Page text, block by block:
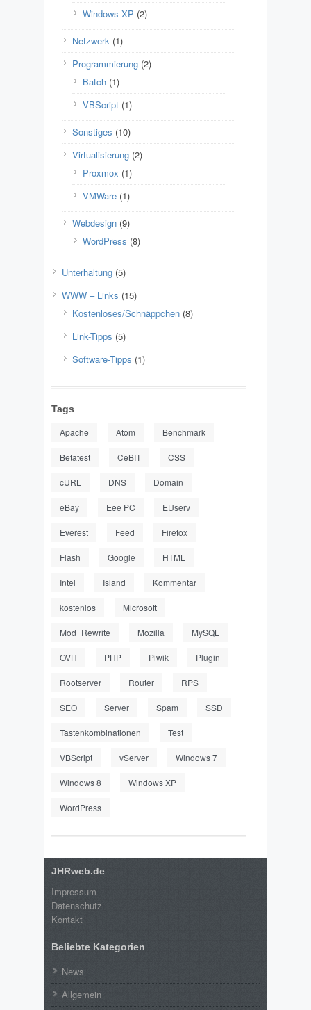
Windows XP (2)
Netzwerk (1)
Programmierung (2)
Batch (1)
VBScript (1)
Sonstiges (10)
Virtualisierung (2)
Proxmox (1)
VMWare (1)
Webdesign (9)
WordPress (8)
Unterhaltung (5)
WWW – Links (15)
Kostenloses/Schnäppchen (8)
Link-Tipps (5)
Software-Tipps (1)
Tags
Apache Atom Benchmark
Betatest CeBIT CSS
cURL DNS Domain
eBay Eee PC EUserv
Everest Feed Firefox
Flash Google HTML
Intel Island Kommentar
kostenlos Microsoft
Mod_Rewrite Mozilla MySQL
OVH PHP Piwik Plugin
Rootserver Router RPS
SEO Server Spam SSD
Tastenkombinationen Test
VBScript vServer Windows 7
Windows 8 Windows XP
WordPress
JHRweb.de
Impressum
Datenschutz
Kontakt
Beliebte Kategorien
News
Allgemein